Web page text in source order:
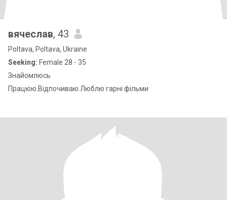
вячеслав, 43
Poltava, Poltava, Ukraine
Seeking: Female 28 - 35
Знайомлюсь
Працюю.Відпочиваю.Люблю гарні фільми